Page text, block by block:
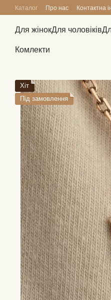
Перейти до основного контенту
Каталог Про нас Контактна
Для жінокДля чоловіків
Комлекти
Хіт
Під замовлення